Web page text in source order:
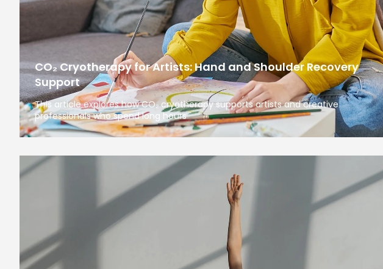
CO₂ Cryotherapy for Artists: Hand and Shoulder Recovery
Support
This article explores how CO₂ cryotherapy supports artists and creative
professionals who spend long hours